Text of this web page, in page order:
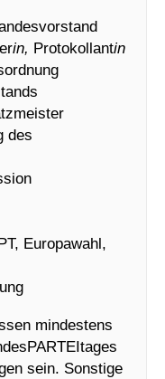
in, Protokollantin
des
Europawahl,
mindestens
sein. Sonstige